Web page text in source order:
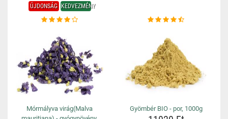
ÚJDONSÁG KEDVEZMÉNY
Mórmályva virág(Malva
Gyömbér BIO - por, 1000g